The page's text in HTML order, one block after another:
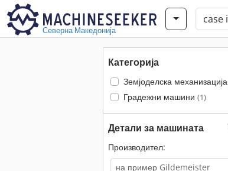
Северна Македонија
Категорија
Земјоделска механизација
Градежни машини (1)
Детали за машината
Производител: